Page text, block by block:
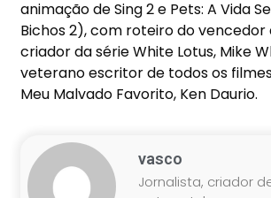
animação de Sing 2 e Pets: A Vida
Bichos 2), com roteiro do vencedor
criador da série White Lotus, Mike
veterano escritor de todos os
Meu Malvado Favorito, Ken Daurio.
vasco
Jornalista, criador